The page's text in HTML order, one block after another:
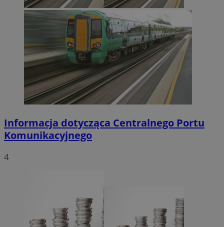
Informacja dotycząca Centralnego Portu
Komunikacyjnego
4